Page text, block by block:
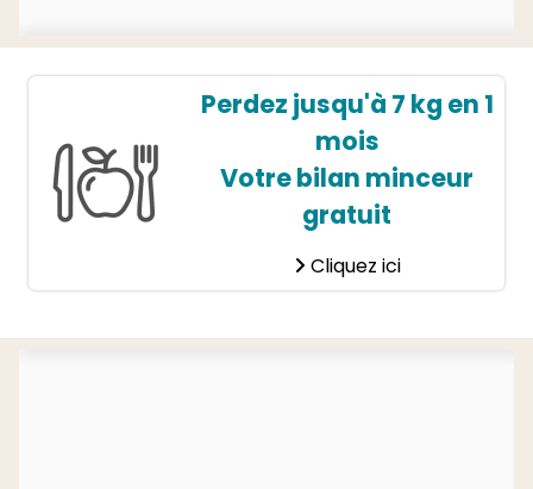
Perdez jusqu'à 7 kg en 1
mois
Votre bilan minceur
gratuit
Cliquez ici